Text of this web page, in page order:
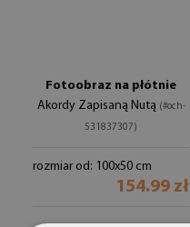
Fotoobraz na płótnie
Akordy Zapisaną Nutą (#och-
531837307)
rozmiar od: 100x50 cm
154.99 zł